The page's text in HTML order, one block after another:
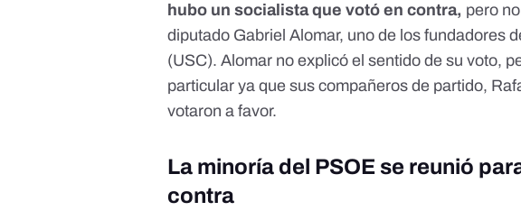
hubo un socialista que votó en contra, pero
diputado Gabriel Alomar, uno de los fundadores
(USC). Alomar no explicó el sentido de su voto,
particular ya que sus compañeros de partido,
votaron a favor.
La minoría del PSOE se reunió
contra